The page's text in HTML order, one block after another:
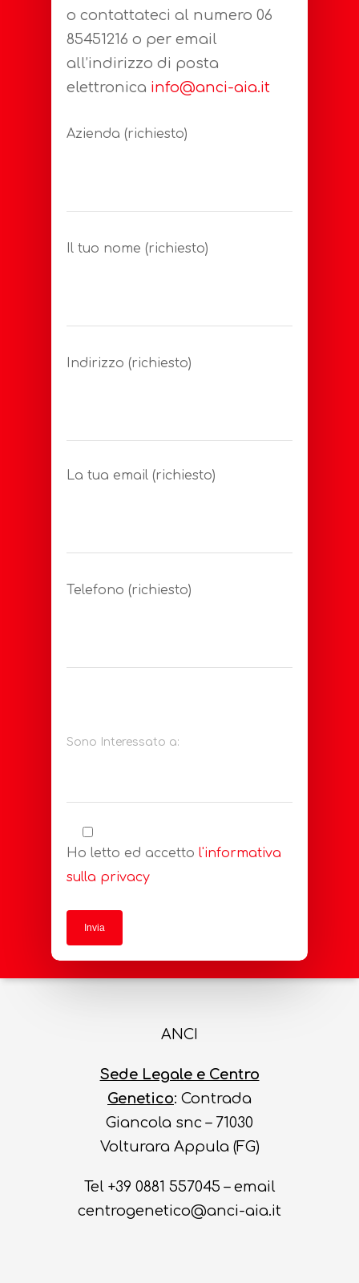
o contattateci al numero 06
85451216 o per email
all’indirizzo di posta
elettronica info@anci-aia.it
Azienda (richiesto)
Il tuo nome (richiesto)
Indirizzo (richiesto)
La tua email (richiesto)
Telefono (richiesto)
Sono Interessato a:
Ho letto ed accettol'informativa
sulla privacy
ANCI
Sede Legale e Centro
Genetico: Contrada
Giancola snc – 71030
Volturara Appula (FG)
Tel +39 0881 557045 – email
centrogenetico@anci-aia.it